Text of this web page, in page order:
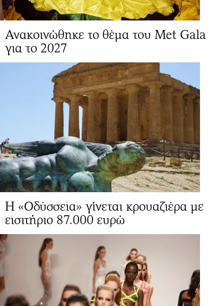
Ανακοινώθηκε το θέμα του Met Gala
για το 2027
Η «Οδύσσεια» γίνεται κρουαζιέρα με
εισιτήριο 87.000 ευρώ